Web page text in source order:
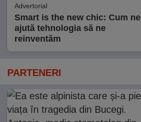
Advertorial
Smart is the new chic: Cum ne
ajută tehnologia să ne
reinventăm
PARTENERI